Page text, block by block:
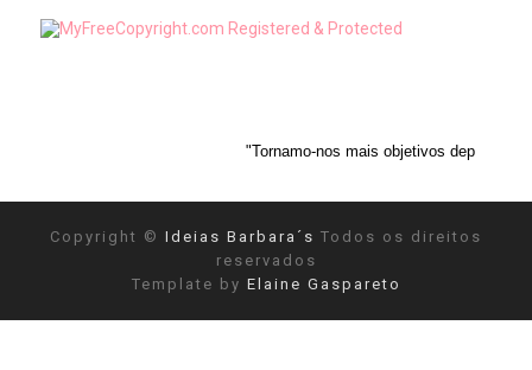
"Tornamo-nos mais objetivos depois de reconhecermos
Copyright © Ideias Barbara´s Todos os direitos
reservados
Template by Elaine Gaspareto